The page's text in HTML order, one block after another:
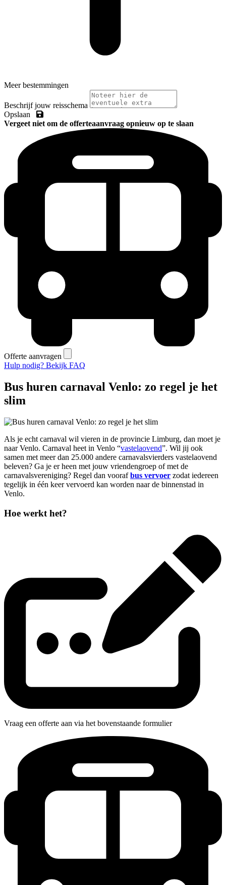
Meer bestemmingen
Beschrijf jouw reisschema
Opslaan
Vergeet niet om de offerteaanvraag opnieuw op te slaan
Offerte aanvragen
Hulp nodig? Bekijk FAQ
Bus huren carnaval Venlo: zo regel je het
slim
Als je echt carnaval wil vieren in de provincie Limburg, dan moet je
naar Venlo. Carnaval heet in Venlo “vastelaovend”. Wil jij ook
samen met meer dan 25.000 andere carnavalsvierders vastelaovend
beleven? Ga je er heen met jouw vriendengroep of met de
carnavalsvereniging? Regel dan voorafbus vervoer zodat iedereen
tegelijk in één keer vervoerd kan worden naar de binnenstad in
Venlo.
Hoe werkt het?
Vraag een offerte aan via het bovenstaande formulier